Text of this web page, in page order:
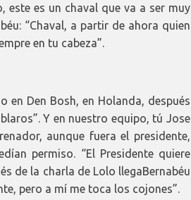
este es un chaval que va a ser muy
“Chaval, a partir de ahora quien
en tu cabeza”.
en Den Bosh, en Holanda, después
Y en nuestro equipo, tú Jose
aunque fuera el presidente,
permiso. “El Presidente quiere
de la charla de Lolo llegaBernabéu
pero a mí me toca los cojones”.